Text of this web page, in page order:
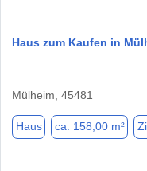
Haus zum Kaufen in
Mülheim, 45481
Haus ca. 158,00 m²